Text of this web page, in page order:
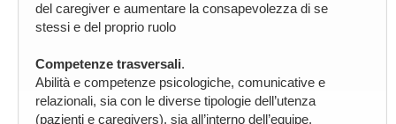
del caregiver e aumentare la consapevolezza di se
stessi e del proprio ruolo
Competenze trasversali.
Abilità e competenze psicologiche, comunicative e
relazionali, sia con le diverse tipologie dell’utenza
(pazienti e caregivers), sia all’interno dell’equipe.